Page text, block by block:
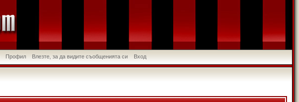
Профил Влезте, за да видите съобщенията си Вход